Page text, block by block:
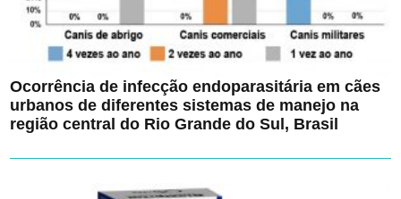
Ocorrência de infecção endoparasitária em cães
urbanos de diferentes sistemas de manejo na
região central do Rio Grande do Sul, Brasil